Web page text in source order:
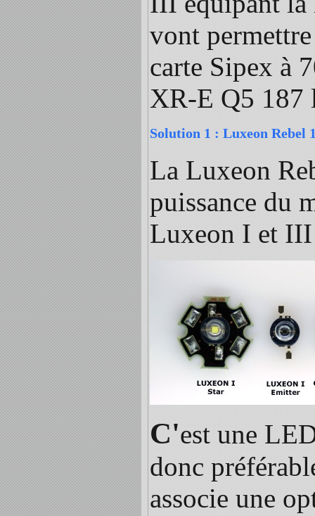
vont
carte Sipex à
XR-E Q5 187
Solution 1 : Luxeon Rebel
La Luxeon
puissance du
Luxeon I et
C'est une
donc
associe une